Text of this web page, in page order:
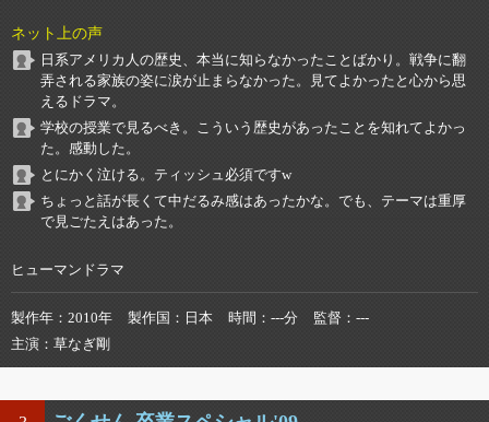
ネット上の声
日系アメリカ人の歴史、本当に知らなかったことばかり。戦争に翻
弄される家族の姿に涙が止まらなかった。見てよかったと心から思
えるドラマ。
学校の授業で見るべき。こういう歴史があったことを知れてよかっ
た。感動した。
とにかく泣ける。ティッシュ必須ですw
ちょっと話が長くて中だるみ感はあったかな。でも、テーマは重厚
で見ごたえはあった。
ヒューマンドラマ
製作年 2010年 製作国 日本 時間 ---分 監督
---
主演
草なぎ剛